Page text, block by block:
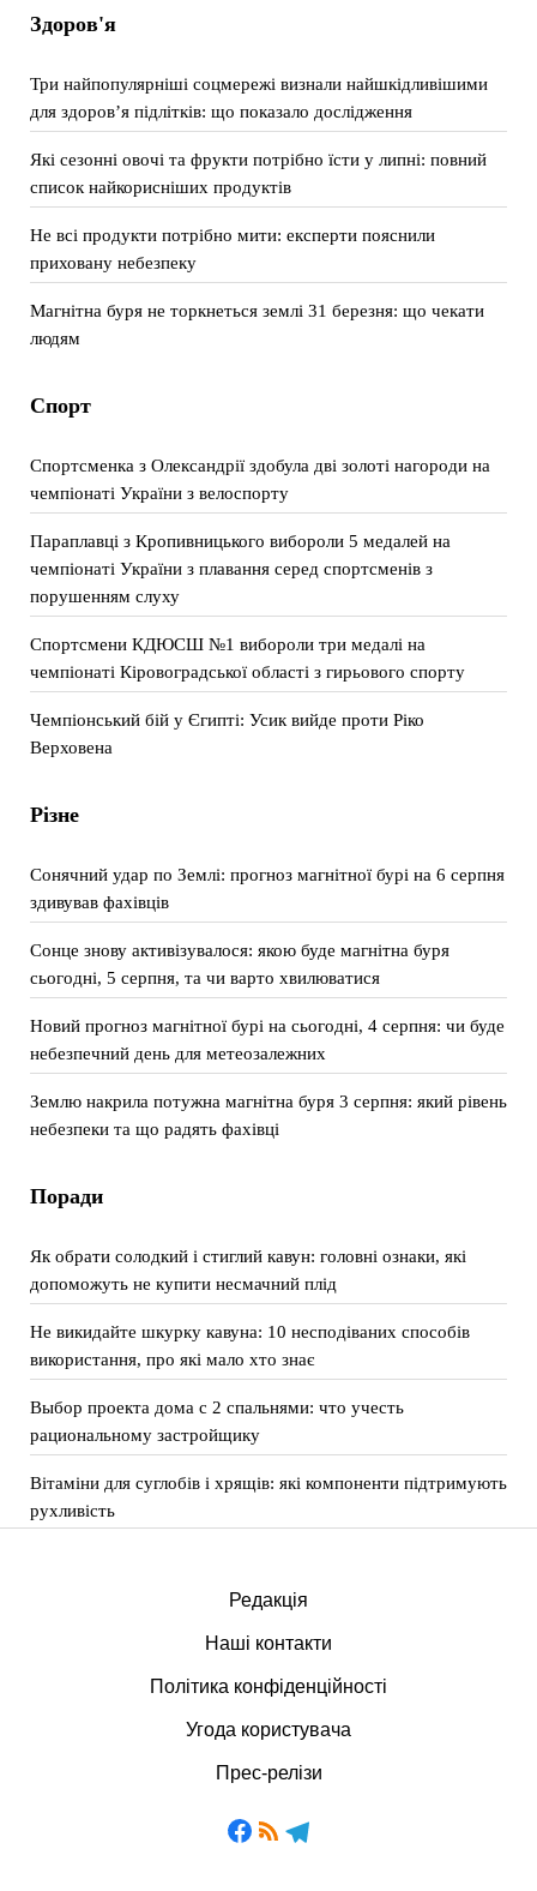
Здоров'я
Три найпопулярніші соцмережі визнали найшкідливішими
для здоров’я підлітків: що показало дослідження
Які сезонні овочі та фрукти потрібно їсти у липні: повний
список найкорисніших продуктів
Не всі продукти потрібно мити: експерти пояснили
приховану небезпеку
Магнітна буря не торкнеться землі 31 березня: що чекати
людям
Спорт
Спортсменка з Олександрії здобула дві золоті нагороди на
чемпіонаті України з велоспорту
Параплавці з Кропивницького вибороли 5 медалей на
чемпіонаті України з плавання серед спортсменів з
порушенням слуху
Спортсмени КДЮСШ №1 вибороли три медалі на
чемпіонаті Кіровоградської області з гирьового спорту
Чемпіонський бій у Єгипті: Усик вийде проти Ріко
Верховена
Різне
Сонячний удар по Землі: прогноз магнітної бурі на 6 серпня
здивував фахівців
Сонце знову активізувалося: якою буде магнітна буря
сьогодні, 5 серпня, та чи варто хвилюватися
Новий прогноз магнітної бурі на сьогодні, 4 серпня: чи буде
небезпечний день для метеозалежних
Землю накрила потужна магнітна буря 3 серпня: який рівень
небезпеки та що радять фахівці
Поради
Як обрати солодкий і стиглий кавун: головні ознаки, які
допоможуть не купити несмачний плід
Не викидайте шкурку кавуна: 10 несподіваних способів
використання, про які мало хто знає
Выбор проекта дома с 2 спальнями: что учесть
рациональному застройщику
Вітаміни для суглобів і хрящів: які компоненти підтримують
рухливість
Редакція
Наші контакти
Політика конфіденційності
Угода користувача
Прес-релізи